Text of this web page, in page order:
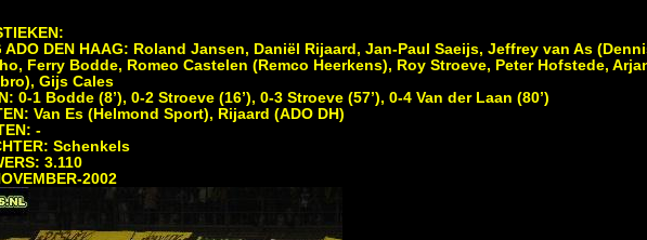
ADO DEN HAAG: Roland Jansen, Daniël Rijaard, Jan-Paul Saeijs, Jeffrey van As
Ferry Bodde, Romeo Castelen (Remco Heerkens), Roy Stroeve, Peter Hofstede,
Gijs Cales
0-1 Bodde (8’), 0-2 Stroeve (16’), 0-3 Stroeve (57’), 0-4 Van der Laan (80’)
Van Es (Helmond Sport), Rijaard (ADO DH)
-
Schenkels
3.110
2002